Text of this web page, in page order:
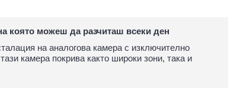
която можеш да разчиташ всеки ден
на аналогова камера с изключително
камера покрива както широки зони, така и